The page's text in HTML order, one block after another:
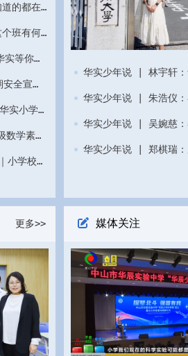
中山华辰实验中学招生信息你想知道的都在这里
将近全员达到特控线！中山华辰这个班有何独家秘笈
何以卓越 自有答案 | 我在中山华实等你来！
中山华实小学校区扎实开展 “暑期安全宣传教育周” 活动
砚田耕不辍，师道墨留香 ——中山华实小学校区教师期末硬笔字基本功考核
我校学子在 2026 年中山市八年级数学素养竞赛中斩获佳绩！
高举队旗跟党走 诗词铸魂逐光行｜小学校区第二学期散学典礼暨“诗韵人生 文脉相传”圣贤故事分享活动
华实少年说 | 林宇轩
华实少年说 | 朱浩仪：
更多>> 媒体关注